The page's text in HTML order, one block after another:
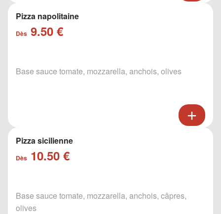
Pizza napolitaine
Dès 9.50 €
Base sauce tomate, mozzarella, anchois, olives
Pizza sicilienne
Dès 10.50 €
Base sauce tomate, mozzarella, anchois, câpres,
olives